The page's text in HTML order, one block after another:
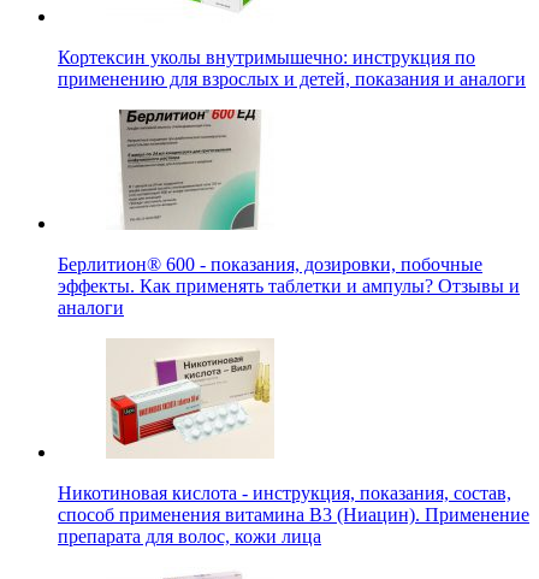
Кортексин уколы внутримышечно: инструкция по
применению для взрослых и детей, показания и аналоги
Берлитион® 600 - показания, дозировки, побочные
эффекты. Как применять таблетки и ампулы? Отзывы и
аналоги
Никотиновая кислота - инструкция, показания, состав,
способ применения витамина B3 (Ниацин). Применение
препарата для волос, кожи лица